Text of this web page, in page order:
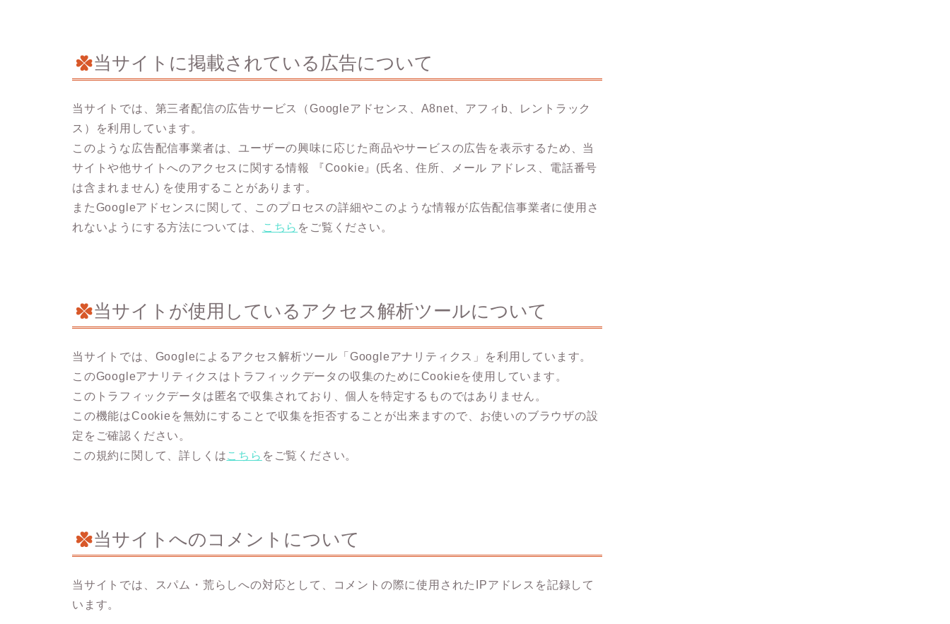
当サイトに掲載されている広告について
当サイトでは、第三者配信の広告サービス（Googleアドセンス、A8net、アフィb、レントラック
ス）を利用しています。
このような広告配信事業者は、ユーザーの興味に応じた商品やサービスの広告を表示するため、当
サイトや他サイトへのアクセスに関する情報 『Cookie』(氏名、住所、メール アドレス、電話番号
は含まれません) を使用することがあります。
またGoogleアドセンスに関して、このプロセスの詳細やこのような情報が広告配信事業者に使用さ
れないようにする方法については、
こちら をご覧ください。
当サイトが使用しているアクセス解析ツールについて
当サイトでは、Googleによるアクセス解析ツール「Googleアナリティクス」を利用しています。
このGoogleアナリティクスはトラフィックデータの収集のためにCookieを使用しています。
このトラフィックデータは匿名で収集されており、個人を特定するものではありません。
この機能はCookieを無効にすることで収集を拒否することが出来ますので、お使いのブラウザの設
定をご確認ください。
この規約に関して、詳しくはこちら をご覧ください。
当サイトへのコメントについて
当サイトでは、スパム・荒らしへの対応として、コメントの際に使用されたIPアドレスを記録して
います。